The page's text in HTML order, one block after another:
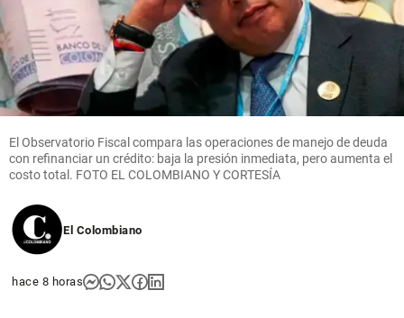
El Observatorio Fiscal compara las operaciones de manejo de deuda
con refinanciar un crédito: baja la presión inmediata, pero aumenta el
costo total. FOTO EL COLOMBIANO Y CORTESÍA
El Colombiano
hace 8 horas